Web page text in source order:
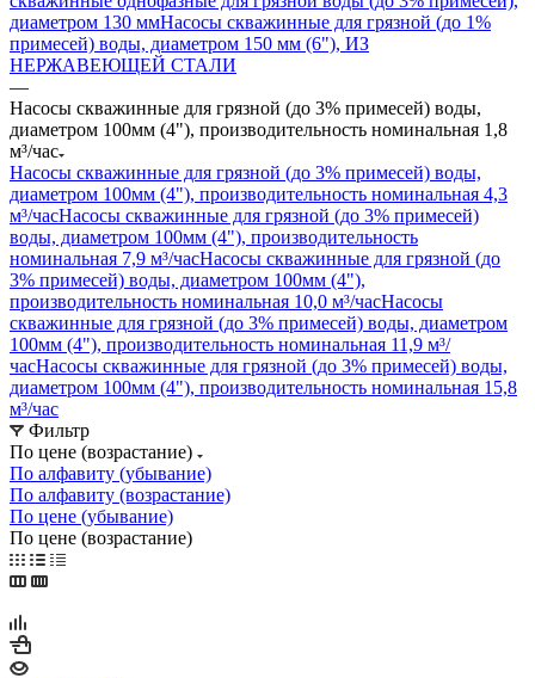
диаметром 130 ммНасосы скважинные для грязной (до 1%
примесей) воды, диаметром 150 мм (6"), ИЗ
НЕРЖАВЕЮЩЕЙ СТАЛИ
—
Насосы скважинные для грязной (до 3% примесей) воды,
диаметром 100мм (4"), производительность номинальная 1,8
м³/час
Насосы скважинные для грязной (до 3% примесей) воды,
диаметром 100мм (4"), производительность номинальная 4,3
м³/часНасосы скважинные для грязной (до 3% примесей)
воды, диаметром 100мм (4"), производительность
номинальная 7,9 м³/часНасосы скважинные для грязной (до
3% примесей) воды, диаметром 100мм (4"),
производительность номинальная 10,0 м³/часНасосы
скважинные для грязной (до 3% примесей) воды, диаметром
100мм (4"), производительность номинальная 11,9 м³/
часНасосы скважинные для грязной (до 3% примесей) воды,
диаметром 100мм (4"), производительность номинальная 15,8
м³/час
Фильтр
По цене (возрастание)
По алфавиту (убывание)
По алфавиту (возрастание)
По цене (убывание)
По цене (возрастание)